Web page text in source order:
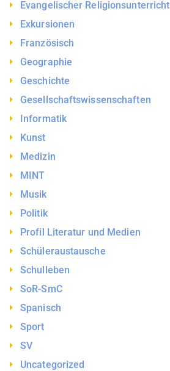
Evangelischer Religionsunterricht
Exkursionen
Französisch
Geographie
Geschichte
Gesellschaftswissenschaften
Informatik
Kunst
Medizin
MINT
Musik
Politik
Profil Literatur und Medien
Schüleraustausche
Schulleben
SoR-SmC
Spanisch
Sport
SV
Uncategorized